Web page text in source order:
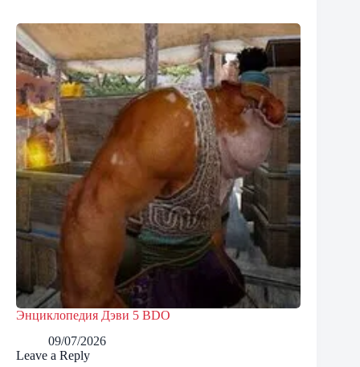
Энциклопедия Дэви 5 BDO
09/07/2026
Leave a Reply